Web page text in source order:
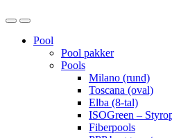
OpenClose
Pool
Pool pakker
Pools
Milano (rund)
Toscana (oval)
Elba (8-tal)
ISOGreen –
Fiberpools